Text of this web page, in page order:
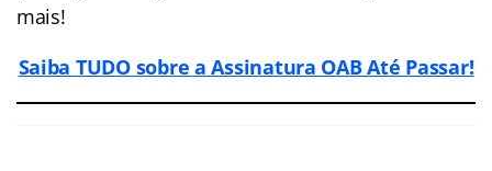
mais!
Saiba TUDO sobre a Assinatura OAB Até Passar!